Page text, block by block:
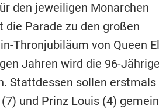
den jeweiligen Monarchen
Parade zu den großen
Thronjubiläum von Queen
Jahren wird die 96-
Stattdessen sollen erstmals
und Prinz Louis (4)